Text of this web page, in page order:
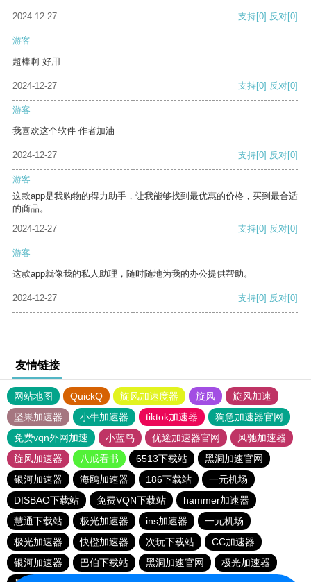
2024-12-27 支持[0] 反对[0]
游客
超棒啊 好用
2024-12-27 支持[0] 反对[0]
游客
我喜欢这个软件 作者加油
2024-12-27 支持[0] 反对[0]
游客
这款app是我购物的得力助手，让我能够找到最优惠的价格，买到最合适
的商品。
2024-12-27
支持[0] 反对[0]
游客
这款app就像我的私人助理，随时随地为我的办公提供帮助。
2024-12-27 支持[0] 反对[0]
友情链接
网站地图 QuickQ 旋风加速度器 旋风
旋风加速
坚果加速器
小牛加速器 tiktok加速器
狗急加速器官网
免费vqn外网加速
小蓝鸟 优途加速器官网
风驰加速器
旋风加速器
八戒看书 6513下载站
黑洞加速官网
银河加速器
海鸥加速器 186下载站
一元机场
DISBAO下载站
免费VQN下载站
hammer加速器
慧通下载站
极光加速器 ins加速器
一元机场
极光加速器
快橙加速器 次玩下载站
CC加速器
银河加速器
巴伯下载站 黑洞加速官网
极光加速器